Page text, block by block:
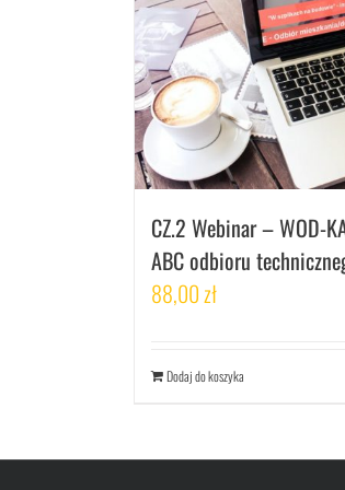
CZ.2 Webinar – WOD-
ABC odbioru
88,00zł
Dodaj do koszyka